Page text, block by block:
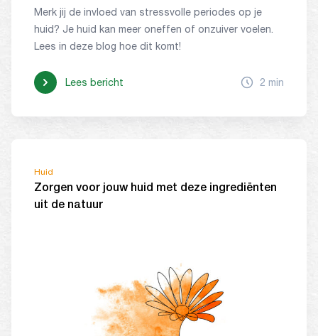
Merk jij de invloed van stressvolle periodes op je
huid? Je huid kan meer oneffen of onzuiver voelen.
Lees in deze blog hoe dit komt!
Lees bericht 2 min
Huid
Zorgen voor jouw huid met deze ingrediënten
uit de natuur